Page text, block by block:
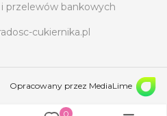
0
przelewów bankowych
cukiernika.pl
Opracowany przez MediaLime